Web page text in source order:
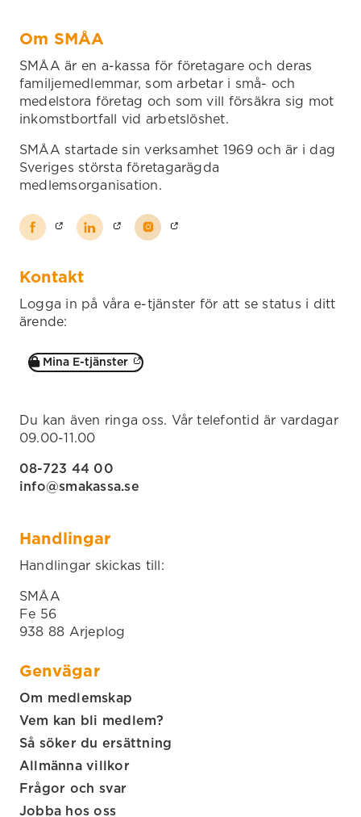
Om SMÅA
SMÅA är en a-kassa för företagare och deras
familjemedlemmar, som arbetar i små- och
medelstora företag och som vill försäkra sig mot
inkomstbortfall vid arbetslöshet.
SMÅA startade sin verksamhet 1969 och är i dag
Sveriges största företagarägda
medlemsorganisation.
Kontakt
Logga in på våra e-tjänster för att se status i ditt
ärende:
Mina E-tjänster
Du kan även ringa oss. Vår telefontid är vardagar
09.00-11.00
08-723 44 00
info@smakassa.se
Handlingar
Handlingar skickas till:
SMÅA
Fe 56
938 88 Arjeplog
Genvägar
Om medlemskap
Vem kan bli medlem?
Så söker du ersättning
Allmänna villkor
Frågor och svar
Jobba hos oss